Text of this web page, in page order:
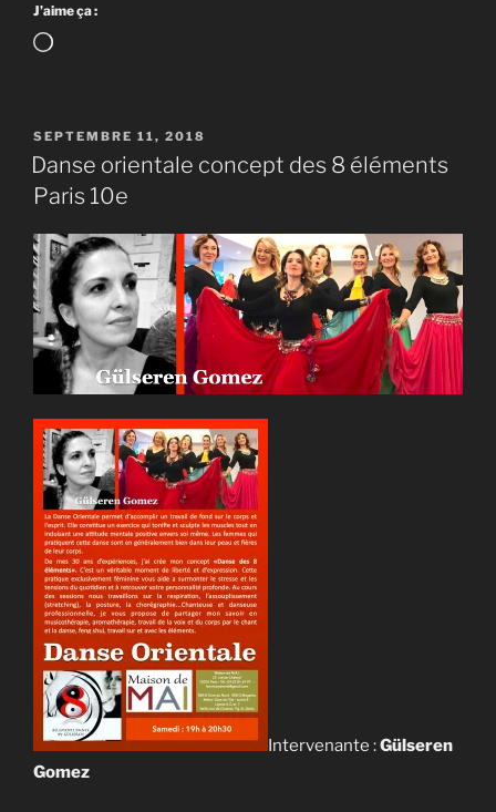
J’aime ça :
Chargement…
PUBLIÉ
LE
SEPTEMBRE 11, 2018
Danse orientale concept des 8 éléments
Paris 10e
Intervenante :Gülseren
Gomez